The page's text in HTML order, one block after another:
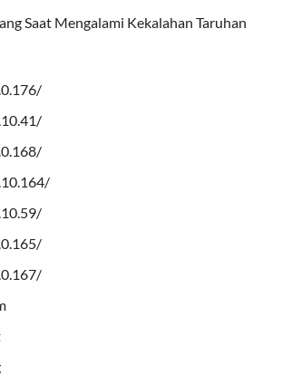
Saat Mengalami Kekalahan Taruhan